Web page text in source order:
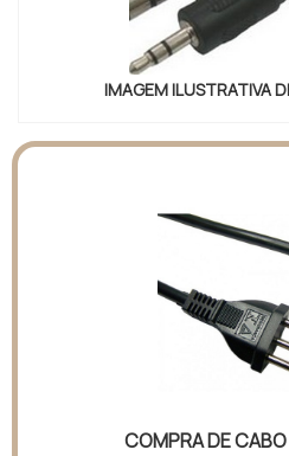
IMAGEM ILUSTRATIVA
COMPRA DE